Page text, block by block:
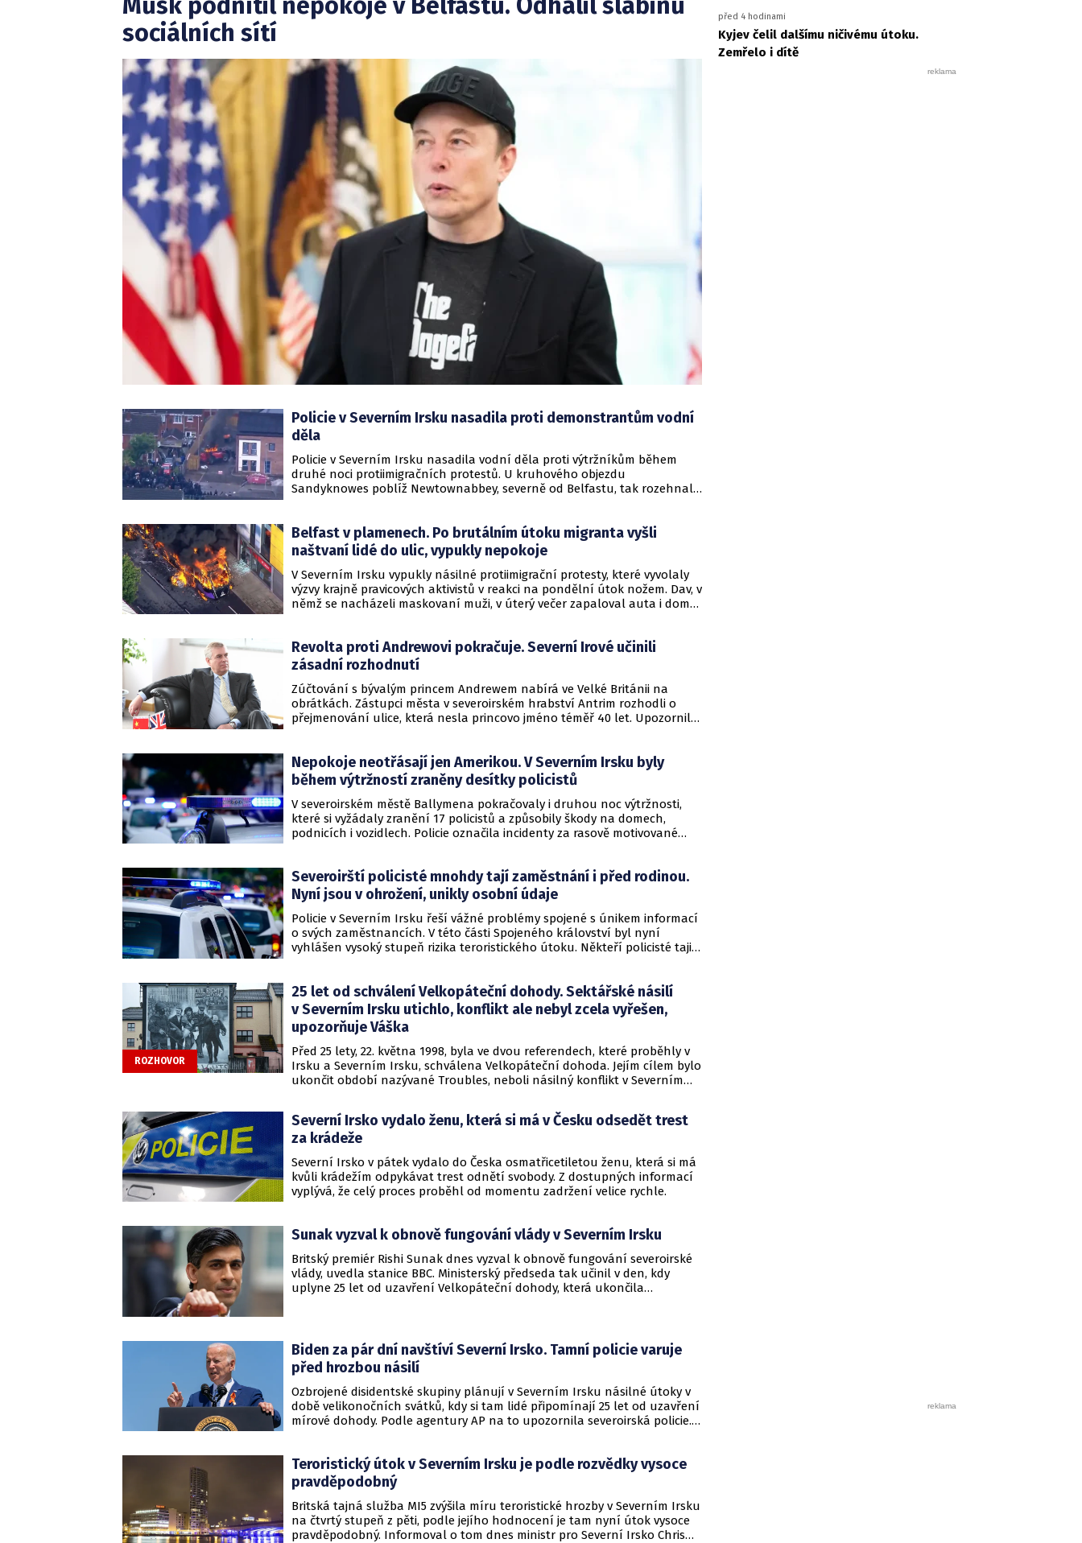
sociálních sítí
Policie v Severním Irsku nasadila proti demonstrantům vodní
děla
Policie v Severním Irsku nasadila vodní děla proti výtržníkům během
druhé noci protiimigračních protestů. U kruhového objezdu
Sandyknowes poblíž Newtownabbey, severně od Belfastu, tak rozehnala
celkově však byly výtržnosti mírnější než v úterý, kdy davy útočily na
etnické menšiny v reakci na pondělní útok nožem v severním Belfastu,
který si vyžádal jednoho těžce zraněného muže.
Belfast v plamenech. Po brutálním útoku migranta vyšli
naštvaní lidé do ulic, vypukly nepokoje
V Severním Irsku vypukly násilné protiimigrační protesty, které vyvolaly
výzvy krajně pravicových aktivistů v reakci na pondělní útok nožem. Dav, v
němž se nacházeli maskovaní muži, v úterý večer zapaloval auta i domy
Tommy Robinson. Demonstranti mimo jiné unesli a zapálili autobus na
Newtownards Road ve východním Belfastu, přičemž nad hořícími vozy v
Revolta proti Andrewovi pokračuje. Severní Irové učinili
zásadní rozhodnutí
Zúčtování s bývalým princem Andrewem nabírá ve Velké Británii na
obrátkách. Zástupci města v severoirském hrabství Antrim rozhodli o
přejmenování ulice, která nesla princovo jméno téměř 40 let. Upozornila
Nepokoje neotřásají jen Amerikou. V Severním Irsku byly
během výtržností zraněny desítky policistů
V severoirském městě Ballymena pokračovaly i druhou noc výtržnosti,
které si vyžádaly zranění 17 policistů a způsobily škody na domech,
podnicích i vozidlech. Policie označila incidenty za rasově motivované
Severoirští policisté mnohdy tají zaměstnání i před rodinou.
Nyní jsou v ohrožení, unikly osobní údaje
Policie v Severním Irsku řeší vážné problémy spojené s únikem informací
o svých zaměstnancích. V této části Spojeného království byl nyní
vyhlášen vysoký stupeň rizika teroristického útoku. Někteří policisté tajili
ROZHOVOR
25 let od schválení Velkopáteční dohody. Sektářské násilí
v Severním Irsku utichlo, konflikt ale nebyl zcela vyřešen,
upozorňuje Váška
Před 25 lety, 22. května 1998, byla ve dvou referendech, které proběhly v
Irsku a Severním Irsku, schválena Velkopáteční dohoda. Jejím cílem bylo
ukončit období nazývané Troubles, neboli násilný konflikt v Severním
stoupenci setrvání v unii s Velkou Británií. Dohoda si vyžádala obrovské
nasazení všech zúčastněných stran, připomíná v rozhovoru pro
EuroZprávy.cz Jan Váška z Institutu mezinárodních studií FSV Univerzity
Karlovy v Praze. Odborník na moderní britské dějiny podotýká, že po
uzavření dohody sice nastalo nejlepší období v dějinách Severního
Irska, přesto však v regionu začínají sílit protesty a kritika dohody ze
strany radikálnější části unionisté komunity.
Severní Irsko vydalo ženu, která si má v Česku odsedět trest
za krádeže
Severní Irsko v pátek vydalo do Česka osmatřicetiletou ženu, která si má
kvůli krádežím odpykávat trest odnětí svobody. Z dostupných informací
vyplývá, že celý proces proběhl od momentu zadržení velice rychle.
Sunak vyzval k obnově fungování vlády v Severním Irsku
Britský premiér Rishi Sunak dnes vyzval k obnově fungování severoirské
vlády, uvedla stanice BBC. Ministerský předseda tak učinil v den, kdy
uplyne 25 let od uzavření Velkopáteční dohody, která ukončila
v Severním Irsku.
Biden za pár dní navštíví Severní Irsko. Tamní policie varuje
před hrozbou násilí
Ozbrojené disidentské skupiny plánují v Severním Irsku násilné útoky v
době velikonočních svátků, kdy si tam lidé připomínají 25 let od uzavření
mírové dohody. Podle agentury AP na to upozornila severoirská policie.
Teroristický útok v Severním Irsku je podle rozvědky vysoce
pravděpodobný
Britská tajná služba MI5 zvýšila míru teroristické hrozby v Severním Irsku
na čtvrtý stupeň z pěti, podle jejího hodnocení je tam nyní útok vysoce
pravděpodobný. Informoval o tom dnes ministr pro Severní Irsko Chris
před 4 hodinami
Kyjev čelil dalšímu ničivému útoku.
Zemřelo i dítě